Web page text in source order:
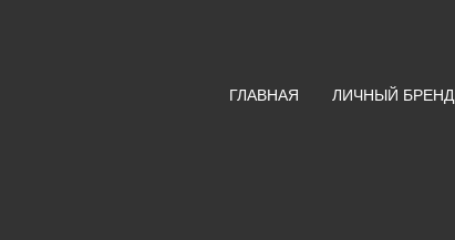
ГЛАВНАЯ ЛИЧНЫЙ БРЕНД